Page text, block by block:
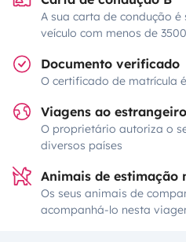
A sua carta de condução
veículo com menos de
Documento verificado
O certificado de matrícula
Viagens ao
O proprietário autoriza o
diversos países
Animais de estimação
Os seus animais de
acompanhá-lo nesta